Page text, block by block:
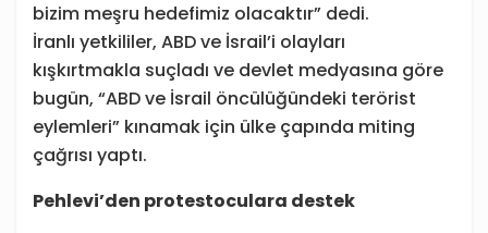
bizim meşru hedefimiz olacaktır” dedi.
İranlı yetkililer, ABD ve İsrail’i olayları
kışkırtmakla suçladı ve devlet medyasına göre
bugün, “ABD ve İsrail öncülüğündeki terörist
eylemleri” kınamak için ülke çapında miting
çağrısı yaptı.
Pehlevi’den protestoculara destek